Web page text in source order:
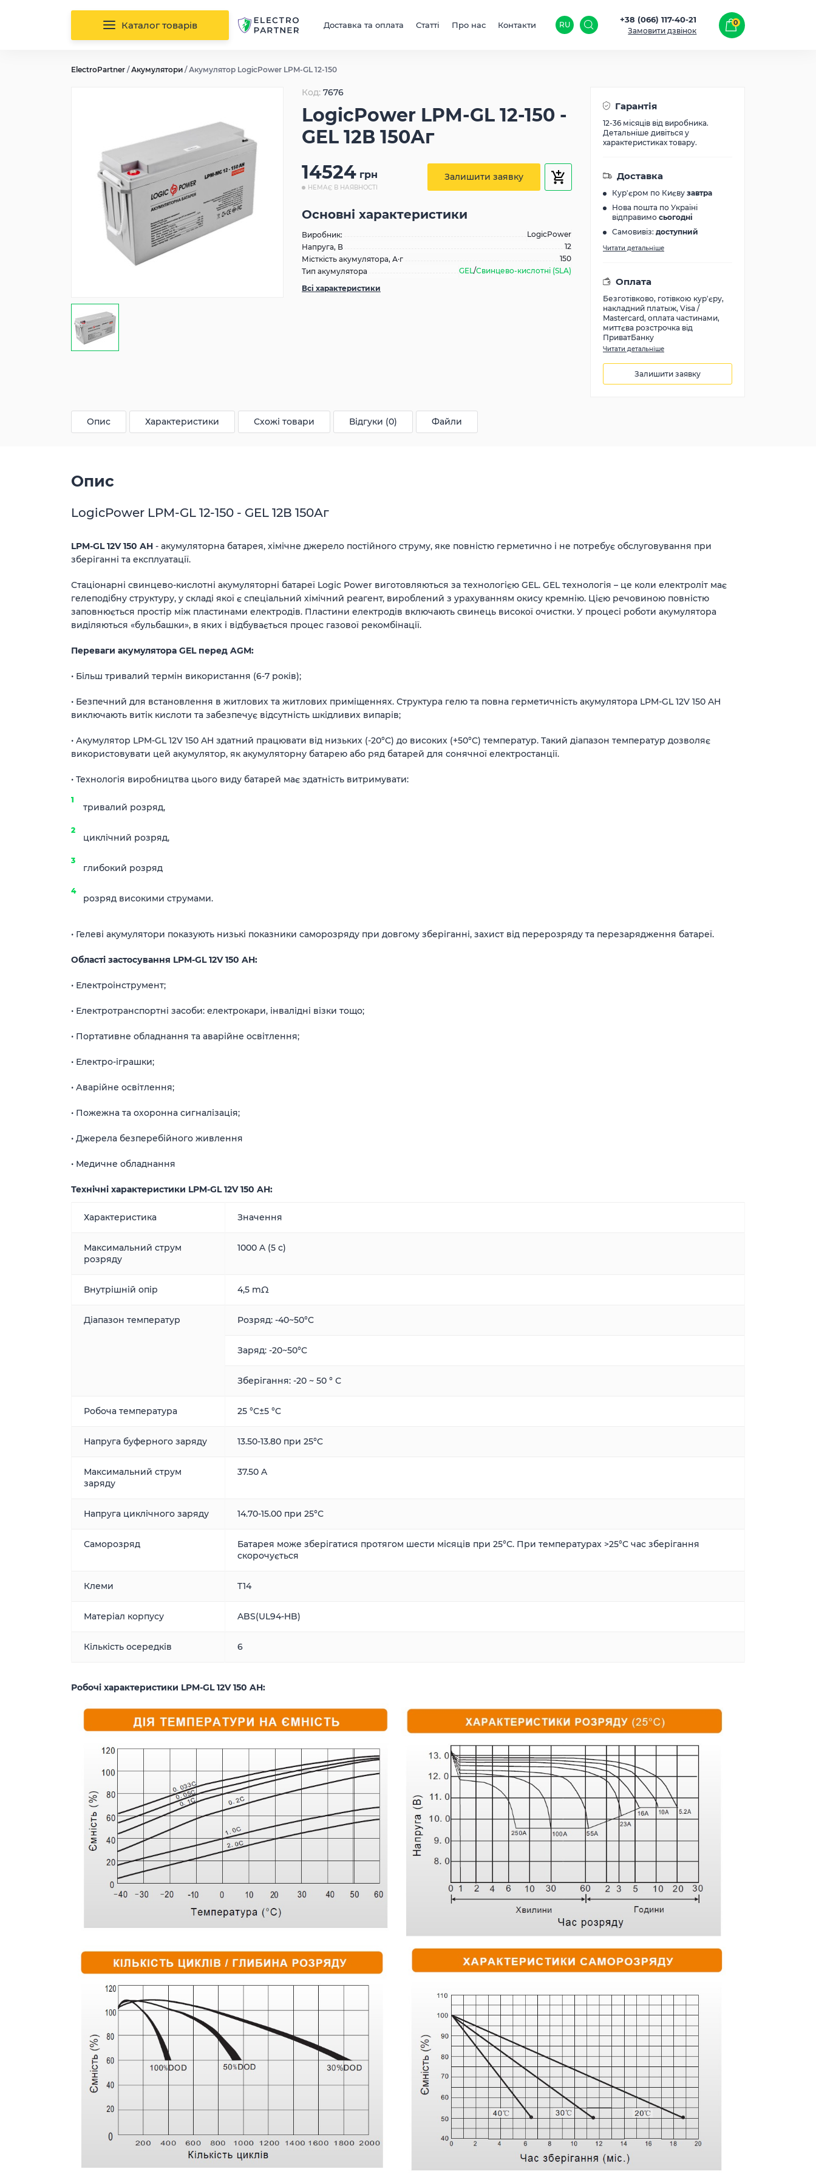
Каталог товарів Доставка та оплата Статті Про нас Контакти RU
+38 (066) 117-40-21
Замовити дзвінок
0
ElectroPartner /Акумулятори /Акумулятор LogicPower LPM-GL 12-150
Код: 7676
LogicPower LPM-GL 12-150 -
GEL 12В 150Аг
14524 грн
НЕМАЄ В НАЯВНОСТІ
Залишити заявку
Основні характеристики
Виробник:
LogicPower
Напруга, В
12
Місткість акумулятора, А·г
150
Тип акумулятора
GEL/Свинцево-кислотні (SLA)
Всі характеристики
Гарантія
12-36 місяців від виробника.
Детальніше дивіться у
характеристиках товару.
Доставка
Кур'єром по Києву завтра
Нова пошта по Україні
відправимо сьогодні
Самовивіз: доступний
Читати детальніше
Оплата
Безготівково, готівкою кур'єру,
накладний платыж, Visa /
Mastercard, оплата частинами,
миттєва розстрочка від
ПриватБанку
Читати детальніше
Залишити заявку
Опис Характеристики Схожі товари Відгуки (0) Файли
Опис
LogicPower LPM-GL 12-150 - GEL 12В 150Аг
LPM-GL 12V 150 AH - акумуляторна батарея, хімічне джерело постійного струму, яке повністю герметично і не потребує обслуговування при
зберіганні та експлуатації.
Стаціонарні свинцево-кислотні акумуляторні батареї Logic Power виготовляються за технологією GEL. GEL технологія – це коли електроліт має
гелеподібну структуру, у складі якої є спеціальний хімічний реагент, вироблений з урахуванням окису кремнію. Цією речовиною повністю
заповнюється простір між пластинами електродів. Пластини електродів включають свинець високої очистки. У процесі роботи акумулятора
виділяються «бульбашки», в яких і відбувається процес газової рекомбінації.
Переваги акумулятора GEL перед AGM:
• Більш тривалий термін використання (6-7 років);
• Безпечний для встановлення в житлових та житлових приміщеннях. Структура гелю та повна герметичність акумулятора LPM-GL 12V 150 AH
виключають витік кислоти та забезпечує відсутність шкідливих випарів;
• Акумулятор LPM-GL 12V 150 AH здатний працювати від низьких (-20°С) до високих (+50°С) температур. Такий діапазон температур дозволяє
використовувати цей акумулятор, як акумуляторну батарею або ряд батарей для сонячної електростанції.
• Технологія виробництва цього виду батарей має здатність витримувати:
тривалий розряд,
циклічний розряд,
глибокий розряд
розряд високими струмами.
• Гелеві акумулятори показують низькі показники саморозряду при довгому зберіганні, захист від перерозряду та перезарядження батареї.
Області застосування LPM-GL 12V 150 AH:
• Електроінструмент;
• Електротранспортні засоби: електрокари, інвалідні візки тощо;
• Портативне обладнання та аварійне освітлення;
• Електро-іграшки;
• Аварійне освітлення;
• Пожежна та охоронна сигналізація;
• Джерела безперебійного живлення
• Медичне обладнання
Технічні характеристики LPM-GL 12V 150 AH:
Характеристика Значення
Максимальний струм
розряду
1000 A (5 с)
Внутрішній опір 4,5 mΩ
Діапазон температур Розряд: -40~50°C
Заряд: -20~50°C
Зберігання: -20 ~ 50 ° С
Робоча температура 25 °C±5 °C
Напруга буферного заряду 13.50-13.80 при 25°C
Максимальний струм
заряду
37.50 A
Напруга циклічного заряду 14.70-15.00 при 25°С
Саморозряд
Батарея може зберігатися протягом шести місяців при 25°С. При температурах >25°C час зберігання
скорочується
Клеми T14
Матеріал корпусу ABS(UL94-HB)
Кількість осередків 6
Робочі характеристики LPM-GL 12V 150 AH: